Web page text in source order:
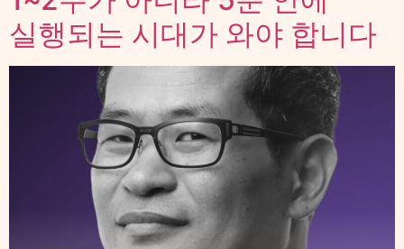
실행되는 시대가 와야 합니다